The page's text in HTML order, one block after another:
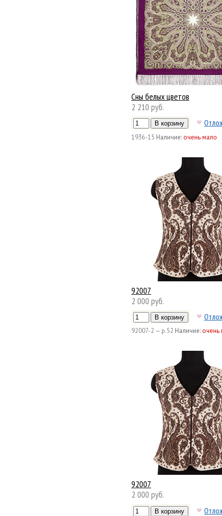
Сны белых цветов
2 210 руб.
1936-15 Наличие:очень мало
92007
2 000 руб.
92007-2 — р.52 Наличие:очень
92007
2 000 руб.